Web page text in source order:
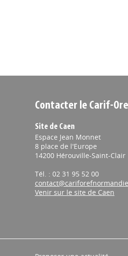
Contacter le Carif-
Site de Caen
Espace Jean Monnet
8 place de l'Europe
14200 Hérouville-Saint-Clair
Tél. : 02 31 95 52 00
Venir sur le site de Caen